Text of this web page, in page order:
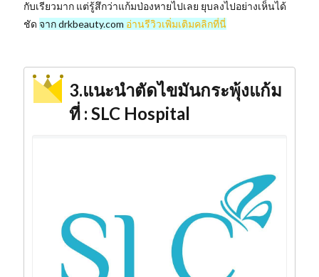
กับเรียวมาก แต่รู้สึกว่าแก้มป่องหายไปเลย ยุบลงไปอย่างเห็นได้
ชัด จาก drkbeauty.com อ่านรีวิวเพิ่มเติมคลิกที่นี่
3.แนะนำตัดไขมันกระพุ้งแก้ม
ที่ : SLC Hospital